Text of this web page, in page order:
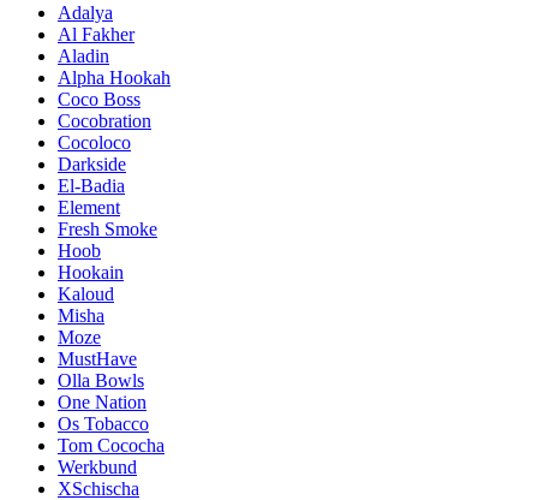
Adalya
Al Fakher
Aladin
Alpha Hookah
Coco Boss
Cocobration
Cocoloco
Darkside
El-Badia
Element
Fresh Smoke
Hoob
Hookain
Kaloud
Misha
Moze
MustHave
Olla Bowls
One Nation
Os Tobacco
Tom Cococha
Werkbund
XSchischa